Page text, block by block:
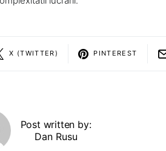
X (TWITTER) PINTEREST
Post written by:
Dan Rusu